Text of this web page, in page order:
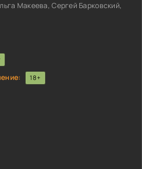
Макеева, Сергей Барковский,
18+